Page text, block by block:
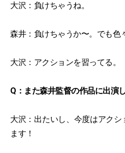
大沢：負けちゃうね。
森井：負けちゃうか〜。でも色
大沢：アクションを習ってる。
Q：また森井監督の作品に出演
大沢：出たいし、今度はアク
ます！